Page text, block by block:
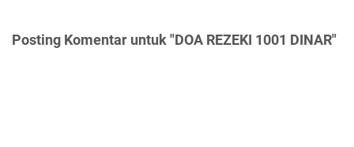
Posting Komentar untuk "DOA REZEKI 1001 DINAR"